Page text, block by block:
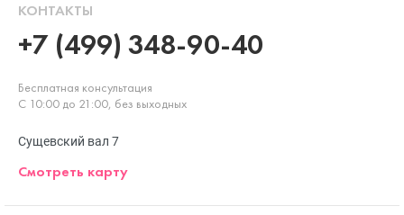
КОНТАКТЫ
+7 (499) 348-90-40
Бесплатная консультация
С 10:00 до 21:00, без выходных
Сущевский вал 7
Смотреть карту